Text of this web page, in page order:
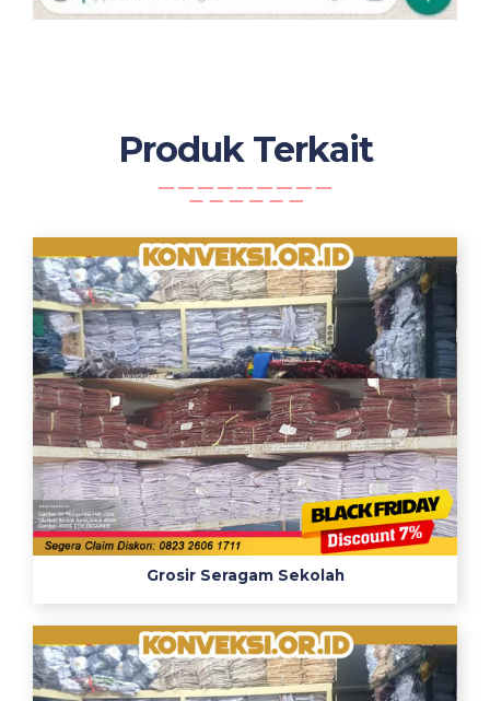
Produk Terkait
Grosir Seragam Sekolah